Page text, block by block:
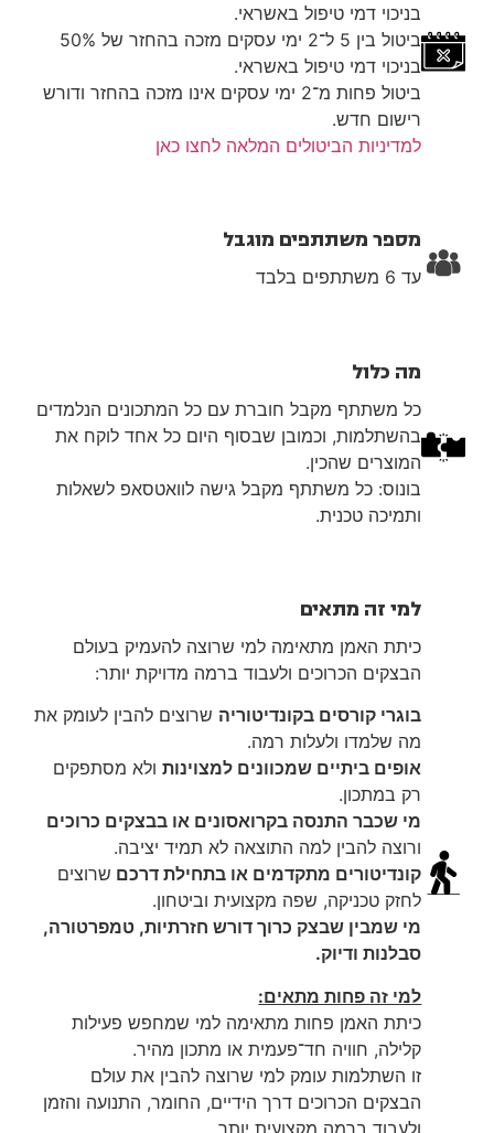
בניכוי דמי טיפול באשראי.
ביטול בין 5 ל־2 ימי עסקים מזכה בהחזר של 50%
בניכוי דמי טיפול באשראי.
ביטול פחות מ־2 ימי עסקים אינו מזכה בהחזר ודורש
רישום חדש.
למדיניות הביטולים המלאה לחצו כאן
מספר משתתפים מוגבל
עד 6 משתתפים בלבד
מה כלול
כל משתתף מקבל חוברת עם כל המתכונים הנלמדים
בהשתלמות, וכמובן שבסוף היום כל אחד לוקח את
המוצרים שהכין.
בונוס: כל משתתף מקבל גישה לוואטסאפ לשאלות
ותמיכה טכנית.
למי זה מתאים
כיתת האמן מתאימה למי שרוצה להעמיק בעולם
הבצקים הכרוכים ולעבוד ברמה מדויקת יותר:
בוגרי קורסים בקונדיטוריה שרוצים להבין לעומק את
מה שלמדו ולעלות רמה.
אופים ביתיים שמכוונים למצוינותולא מסתפקים
רק במתכון.
מי שכבר התנסה בקרואסונים או בבצקים כרוכים
ורוצה להבין למה התוצאה לא תמיד יציבה.
קונדיטורים מתקדמים או בתחילת דרכם שרוצים
לחזק טכניקה, שפה מקצועית וביטחון.
מי שמבין שבצק כרוך דורש חזרתיות, טמפרטורה,
סבלנות ודיוק.
למי זה פחות מתאים:
כיתת האמן פחות מתאימה למי שמחפש פעילות
קלילה, חוויה חד־פעמית או מתכון מהיר.
זו השתלמות עומק למי שרוצה להבין את עולם
הבצקים הכרוכים דרך הידיים, החומר, התנועה והזמן
ולעבוד ברמה מקצועית יותר.